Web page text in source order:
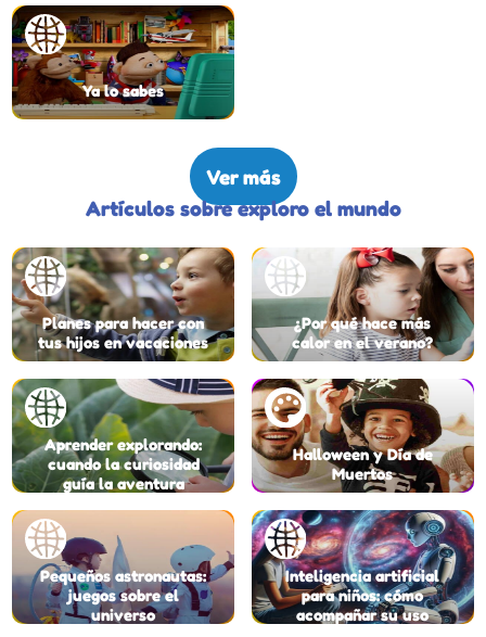
Ya lo sabes
Ver más
Artículos sobre exploro el mundo
Planes para hacer con
tus hijos en vacaciones
¿Por qué hace más
calor en el verano?
Aprender explorando:
cuando la curiosidad
guía la aventura
Halloween y Día de
Muertos
Pequeños astronautas:
juegos sobre el
universo
Inteligencia artificial
para niños: cómo
acompañar su uso